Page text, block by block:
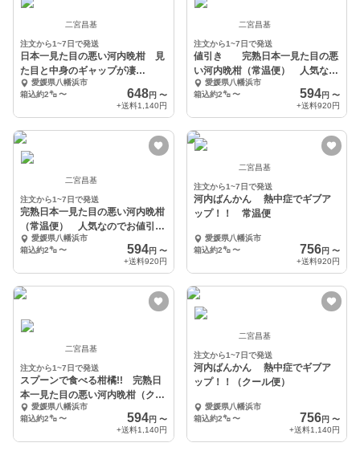
二宮昌基
注文から1~7日で発送
日本一見た目の悪い河内晩柑 見
た目と中身のギャップが凄
い お得な価格
愛媛県八幡浜市
箱込約2㌔〜 648円 〜
+送料1,140円
二宮昌基
注文から1~7日で発送
値引き 完熟日本一見た目の悪
い河内晩柑（常温便） 人気なの
でお値引き継続中
愛媛県八幡浜市
箱込約2㌔ 〜 594円 〜
+送料920円
二宮昌基
注文から1~7日で発送
完熟日本一見た目の悪い河内晩柑
（常温便） 人気なのでお値引き
継続中
愛媛県八幡浜市
箱込約2㌔〜 594円 〜
+送料920円
二宮昌基
注文から1~7日で発送
河内ばんかん 熱中症でギブア
ップ！！ 常温便
愛媛県八幡浜市
箱込約2㌔ 〜 756円 〜
+送料920円
二宮昌基
注文から1~7日で発送
スプーンで食べる柑橘!! 完熟日
本一見た目の悪い河内晩柑（クー
ル便）
愛媛県八幡浜市
箱込約2㌔〜 594円 〜
+送料1,140円
二宮昌基
注文から1~7日で発送
河内ばんかん 熱中症でギブア
ップ！！（クール便）
愛媛県八幡浜市
箱込約2㌔ 〜 756円 〜
+送料1,140円